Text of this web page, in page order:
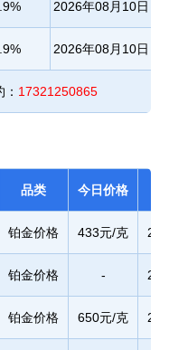
2026年08月10日
2026年08月10日
17321250865
品类 今日价格
铂金价格 433元/克
铂金价格 -
铂金价格 650元/克